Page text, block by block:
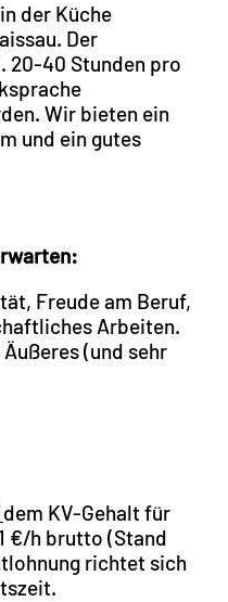
der Küche
Der
20-40 Stunden pro
Wir bieten ein
und ein gutes
Freude am Beruf,
Arbeiten.
(und sehr
dem KV-Gehalt für
€/h brutto (Stand
richtet sich